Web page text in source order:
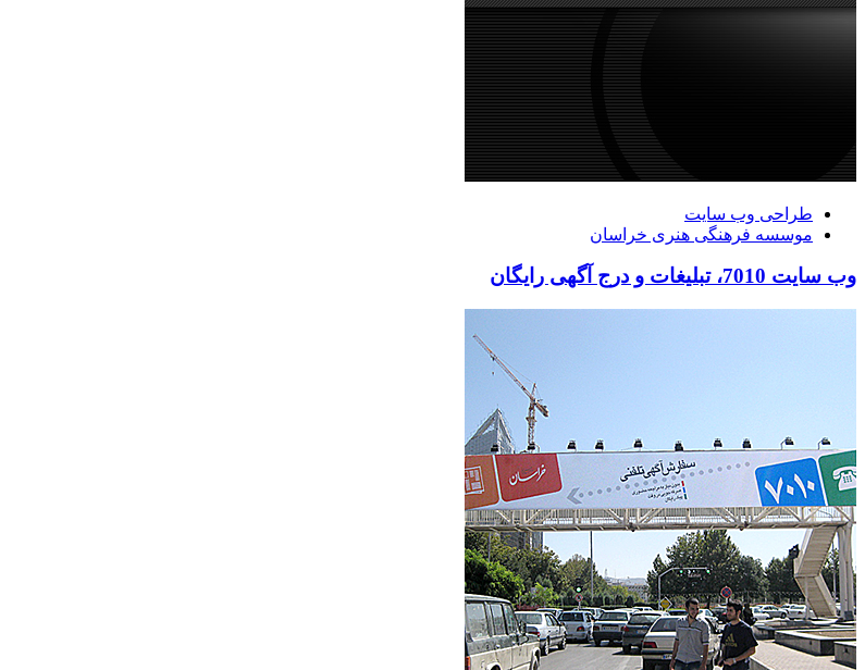
طراحی وب سایت
موسسه فرهنگی هنری خراسان
وب سایت 7010، تبلیغات و درج آگهی رایگان